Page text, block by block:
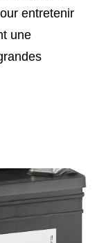
entretenir
une